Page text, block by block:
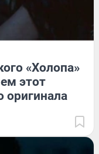
«Холопа»
этот
оригинала